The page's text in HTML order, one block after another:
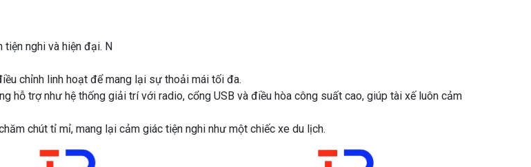
nghi và hiện đại. N
chỉnh linh hoạt để mang lại sự thoải mái tối đa.
hỗ trợ như hệ thống giải trí với radio, cổng USB và điều hòa công suất cao, giúp tài xế luôn cảm
chút tỉ mỉ, mang lại cảm giác tiện nghi như một chiếc xe du lịch.